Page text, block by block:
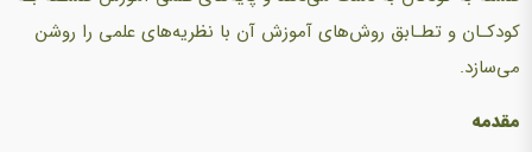
کودکـان و تطـابق روش‌های آموزش آن با نظریه‌های علمی را روشن
می‌سازد.
مقدمه